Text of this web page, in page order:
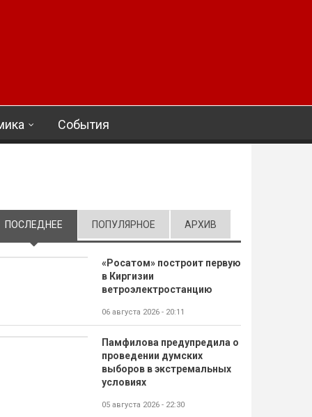
События
ПОСЛЕДНЕЕ (АКТИВНАЯ ВКЛАДКА)
ПОПУЛЯРНОЕ АРХИВ
«Росатом» построит первую
в Киргизии
ветроэлектростанцию
06 августа 2026 - 20:11
Памфилова предупредила о
проведении думских
выборов в экстремальных
условиях
05 августа 2026 - 22:30